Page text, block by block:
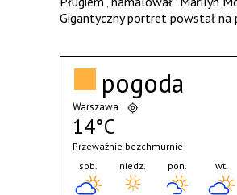
Gigantyczny portret powstał na
pogoda
Warszawa
14°C
Przeważnie bezchmurnie
sob.
niedz. pon. wt.